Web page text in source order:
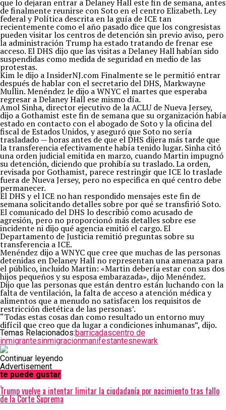
que lo dejaran entrar a Delaney Hall este fin de semana, antes
de finalmente reunirse con Soto en el centro Elizabeth. Ley
federal y Política descrita en la guía de ICE tan
recientemente como el año pasado dice que los congresistas
pueden visitar los centros de detención sin previo aviso, pero
la administración Trump ha estado tratando de frenar ese
acceso. El DHS dijo que las visitas a Delaney Hall habían sido
suspendidas como medida de seguridad en medio de las
protestas.
Kim le dijo a InsiderNJ.com Finalmente se le permitió entrar
después de hablar con el secretario del DHS, Markwayne
Mullin. Menéndez le dijo a WNYC el martes que esperaba
regresar a Delaney Hall ese mismo día.
Amol Sinha, director ejecutivo de la ACLU de Nueva Jersey,
dijo a Gothamist este fin de semana que su organización había
estado en contacto con el abogado de Soto y la oficina del
fiscal de Estados Unidos, y aseguró que Soto no sería
trasladado — horas antes de que el DHS dijera más tarde que
la transferencia efectivamente había tenido lugar. Sinha citó
una orden judicial emitida en marzo, cuando Martin impugnó
su detención, diciendo que prohibía su traslado. La orden,
revisada por Gothamist, parece restringir que ICE lo traslade
fuera de Nueva Jersey, pero no especifica en qué centro debe
permanecer.
El DHS y el ICE no han respondido mensajes este fin de
semana solicitando detalles sobre por qué se transfirió Soto.
El comunicado del DHS lo describió como acusado de
agresión, pero no proporcionó más detalles sobre ese
incidente ni dijo qué agencia emitió el cargo. El
Departamento de Justicia remitió preguntas sobre su
transferencia a ICE.
Menéndez dijo a WNYC que cree que muchas de las personas
detenidas en Delaney Hall no representan una amenaza para
el público, incluido Martin: «Martin debería estar con sus dos
hijos pequeños y su esposa embarazada», dijo Menéndez.
Dijo que las personas que están dentro están luchando con la
falta de ventilación, la falta de acceso a atención médica y
alimentos que a menudo no satisfacen los requisitos de
restricción dietética de las personas’.
“Todas estas cosas dan como resultado un entorno muy
difícil que creo que da lugar a condiciones inhumanas”, dijo.
Temas Relacionados:barricadascentro de
inmigrantesinmigracionmanifestantesnewark
Continuar leyendo
Advertisement
te puede gustar
Trump vuelve a intentar limitar la ciudadanía por nacimiento tras fallo
de la Corte Suprema